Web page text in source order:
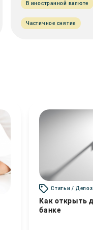
В иностранной валюте
Частичное снятие
Статьи /
Как открыть
банке